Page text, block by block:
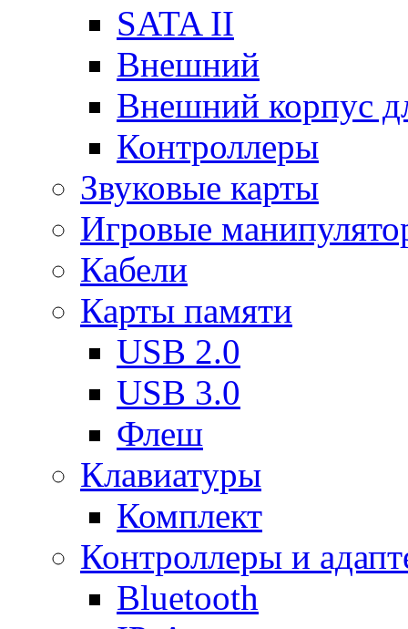
SATA II
Внешний
Внешний корпус
Контроллеры
Звуковые карты
Игровые
Кабели
Карты памяти
USB 2.0
USB 3.0
Флеш
Клавиатуры
Комплект
Контроллеры и
Bluetooth